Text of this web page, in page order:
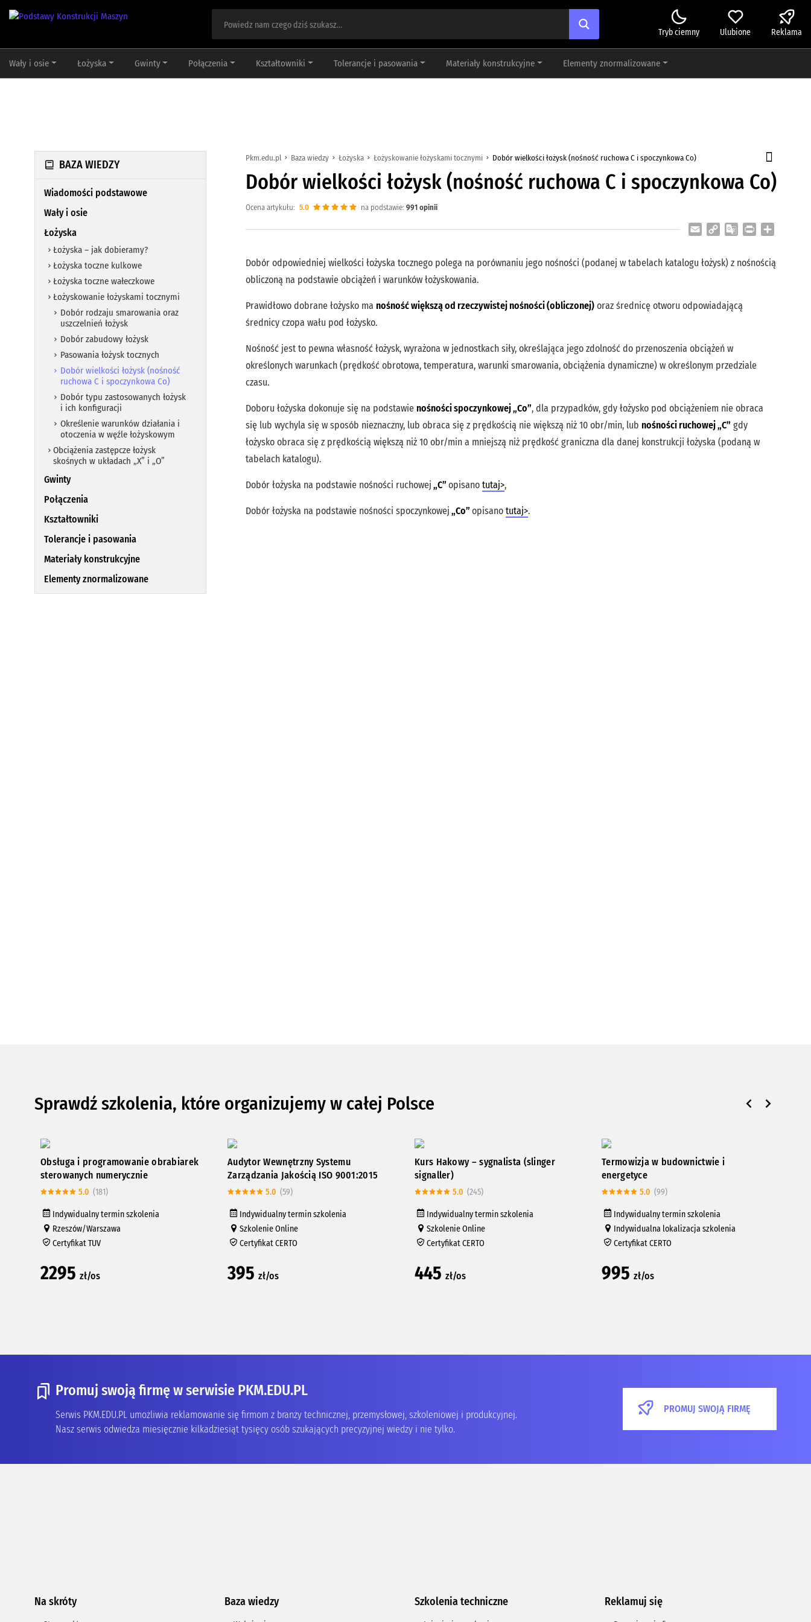
Tryb ciemny Ulubione Reklama
Wały i osie Łożyska Gwinty Połączenia Kształtowniki Tolerancje i pasowania Materiały konstrukcyjne Elementy znormalizowane
BAZA WIEDZY
Wiadomości podstawowe
Wały i osie
Łożyska
Łożyska – jak dobieramy?
Łożyska toczne kulkowe
Łożyska toczne wałeczkowe
Łożyskowanie łożyskami tocznymi
Dobór rodzaju smarowania oraz
uszczelnień łożysk
Dobór zabudowy łożysk
Pasowania łożysk tocznych
Dobór wielkości łożysk (nośność
ruchowa C i spoczynkowa Co)
Dobór typu zastosowanych łożysk
i ich konfiguracji
Określenie warunków działania i
otoczenia w węźle łożyskowym
Obciążenia zastępcze łożysk
skośnych w układach „X” i „O”
Gwinty
Połączenia
Kształtowniki
Tolerancje i pasowania
Materiały konstrukcyjne
Elementy znormalizowane
Pkm.edu.pl Baza wiedzy Łożyska Łożyskowanie łożyskami tocznymi Dobór wielkości łożysk (nośność ruchowa C i spoczynkowa Co)
Dobór wielkości łożysk (nośność ruchowa C i spoczynkowa Co)
Ocena artykułu: 5.0 na podstawie: 991 opinii
Email
Copy
GooglePrint
Dobór odpowiedniej wielkości łożyska tocznego polega na porównaniu jego nośności (podanej w tabelach katalogu łożysk) z nośnością
obliczoną na podstawie obciążeń i warunków łożyskowania.
Prawidłowo dobrane łożysko ma nośność większą od rzeczywistej nośności (obliczonej) oraz średnicę otworu odpowiadającą
średnicy czopa wału pod łożysko.
Nośność jest to pewna własność łożysk, wyrażona w jednostkach siły, określająca jego zdolność do przenoszenia obciążeń w
określonych warunkach (prędkość obrotowa, temperatura, warunki smarowania, obciążenia dynamiczne) w określonym przedziale
czasu.
Doboru łożyska dokonuje się na podstawie nośności spoczynkowej „Co”, dla przypadków, gdy łożysko pod obciążeniem nie obraca
się lub wychyla się w sposób nieznaczny, lub obraca się z prędkością nie większą niż 10 obr/min, lub nośności ruchowej „C” gdy
łożysko obraca się z prędkością większą niż 10 obr/min a mniejszą niż prędkość graniczna dla danej konstrukcji łożyska (podaną w
tabelach katalogu).
Dobór łożyska na podstawie nośności ruchowej „C”opisano tutaj>,
Dobór łożyska na podstawie nośności spoczynkowej „Co”opisano tutaj>.
Sprawdź szkolenia, które organizujemy w całej Polsce
Obsługa i programowanie obrabiarek
sterowanych numerycznie
5.0 (181)
Indywidualny termin szkolenia
Rzeszów/Warszawa
Certyfikat TUV
2295 zł/os
Audytor Wewnętrzny Systemu
Zarządzania Jakością ISO 9001:2015
5.0 (59)
Indywidualny termin szkolenia
Szkolenie Online
Certyfikat CERTO
395 zł/os
Kurs Hakowy – sygnalista (slinger
signaller)
5.0 (245)
Indywidualny termin szkolenia
Szkolenie Online
Certyfikat CERTO
445 zł/os
Termowizja w budownictwie i
energetyce
5.0 (99)
Indywidualny termin szkolenia
Indywidualna lokalizacja szkolenia
Certyfikat CERTO
995 zł/os
Promuj swoją firmę w serwisie PKM.EDU.PL
Serwis PKM.EDU.PL umożliwia reklamowanie się firmom z branży technicznej, przemysłowej, szkoleniowej i produkcyjnej.
Nasz serwis odwiedza miesięcznie kilkadziesiąt tysięcy osób szukających precyzyjnej wiedzy i nie tylko.
PROMUJ SWOJĄ FIRMĘ
Na skróty Baza wiedzy Szkolenia techniczne Reklamuj się